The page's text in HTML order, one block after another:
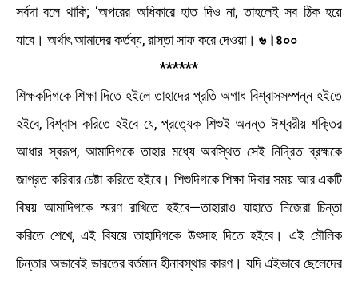
সর্বদা বলে থাকি; ‘অপরের অধিকারে হাত দিও না, তাহলেই সব ঠিক হয়ে
যাবে। অর্থাৎ আমাদের কর্তব্য, রাস্তা সাফ করে দেওয়া। ৬।৪০০
******
শিক্ষকদিগকে শিক্ষা দিতে হইলে তাহাদের প্রতি অগাধ বিশ্বাসসম্পন্ন হইতে
হইবে, বিশ্বাস করিতে হইবে যে, প্রত্যেক শিশুই অনন্ত ঈশ্বরীয় শক্তির
আধার স্বরূপ, আমাদিগকে তাহার মধ্যে অবস্থিত সেই নিদ্রিত ব্রহ্মকে
জাগ্রত করিবার চেষ্টা করিতে হইবে। শিশুদিগকে শিক্ষা দিবার সময় আর একটি
বিষয় আমাদিগকে স্মরণ রাখিতে হইবে—তাহারাও যাহাতে নিজেরা চিন্তা
করিতে শেখে, এই বিষয়ে তাহাদিগকে উৎসাহ দিতে হইবে। এই মৌলিক
চিন্তার অভাবেই ভারতের বর্তমান হীনাবস্থার কারণ। যদি এইভাবে ছেলেদের